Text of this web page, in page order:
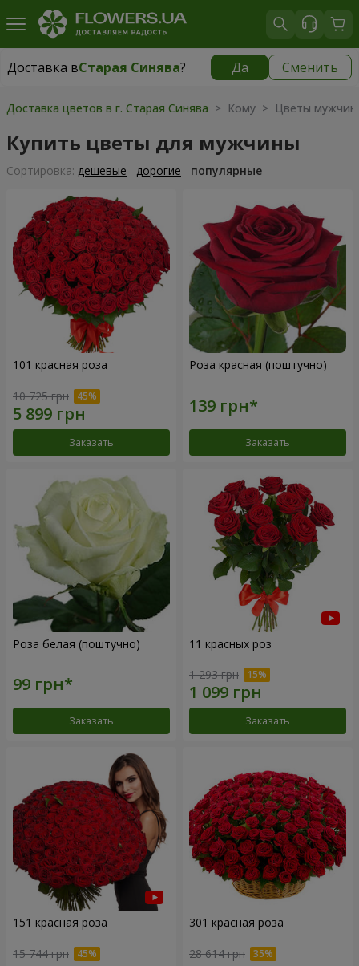
Доставка вСтарая Синява? Да Сменить
Доставка вСтарая Синява|1117 грн
Доставка цветов в г. Старая Синява > Кому > Цветы
Купить цветы для мужчины
Cортировка: дешевые дорогие популярные
101 красная роза
10 725 грн
Заказать
Роза красная (поштучно)
Заказать
Роза белая (поштучно)
Заказать
11 красных роз
1 293 грн
Заказать
151 красная роза
15 744 грн
301 красная роза
28 614 грн